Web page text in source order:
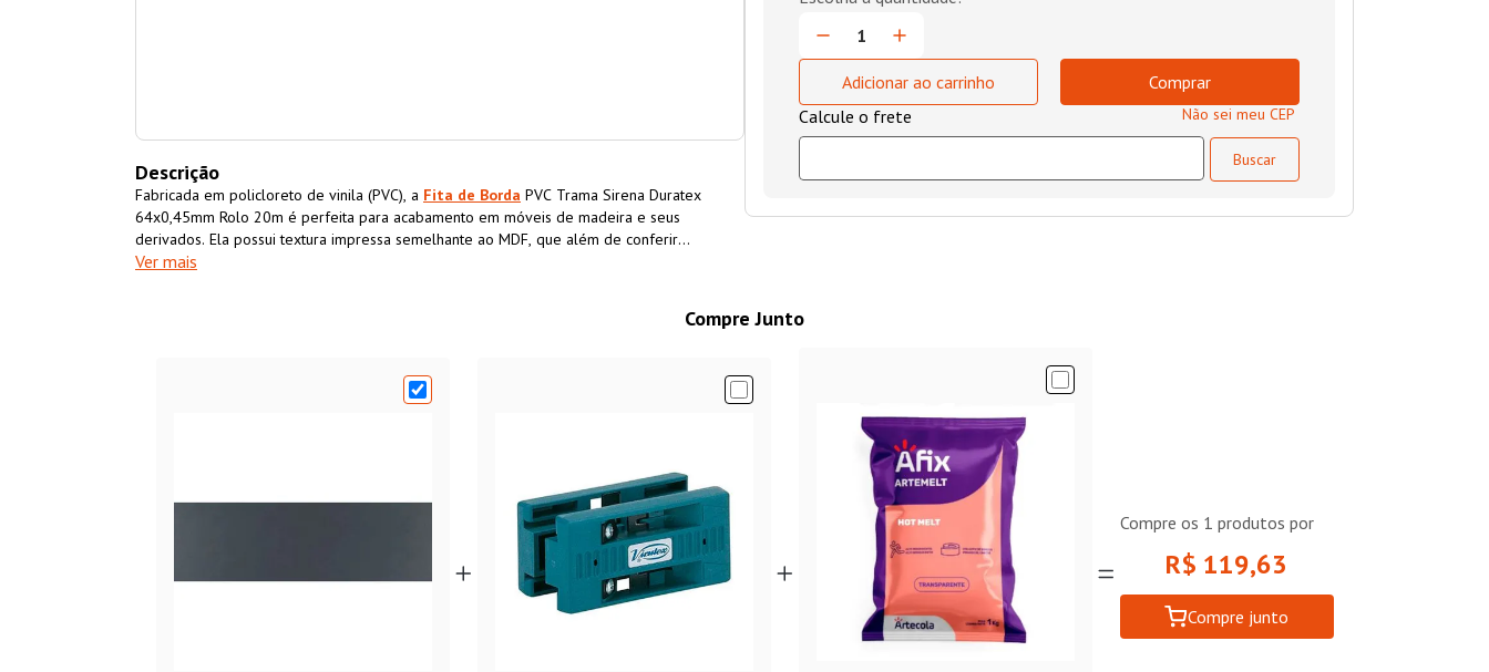
Descrição
Fabricada em policloreto de vinila (PVC), a Fita de Borda PVC Trama Sirena Duratex
64x0,45mm Rolo 20m é perfeita para acabamento em móveis de madeira e seus
derivados. Ela possui textura impressa semelhante ao MDF, que além de conferir
acabamento superior ao móvel também impermeabiliza o material, aumentando sua
Ver mais
Adicionar ao carrinho Comprar
Não sei meu CEP
Compre Junto
Compre os 1 produtos por
R$ 119,63
Compre junto